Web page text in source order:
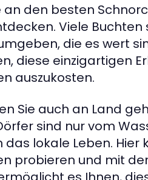
an den besten
Viele Buchten
die es wert
diese einzigartigen
auszukosten.
Sie auch an Land
sind nur vom
lokale Leben. Hier
probieren und mit